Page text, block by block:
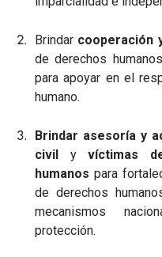
Brindar cooperación
de derechos
para apoyar en el
humano.
Brindar asesoría y
civil yvíctimas
humanos para
de derechos
mecanismos
protección.